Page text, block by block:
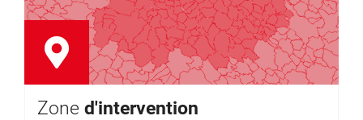
Zone d'intervention